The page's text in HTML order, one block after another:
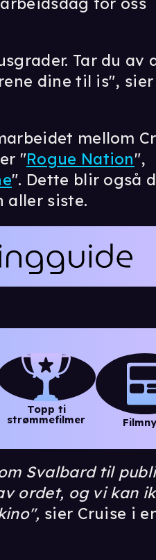
Tar du av
dine til is", sier
mellom
"Rogue Nation",
". Dette blir også
aller siste.
Topp ti
strømmefilmer
Svalbard til
ordet, og vi kan
sier Cruise i